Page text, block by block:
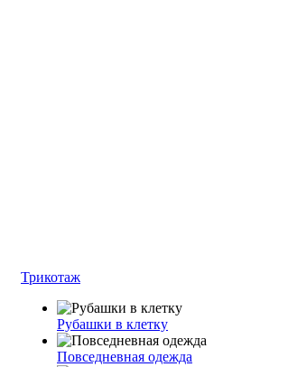
Трикотаж
Рубашки в клетку
Повседневная одежда